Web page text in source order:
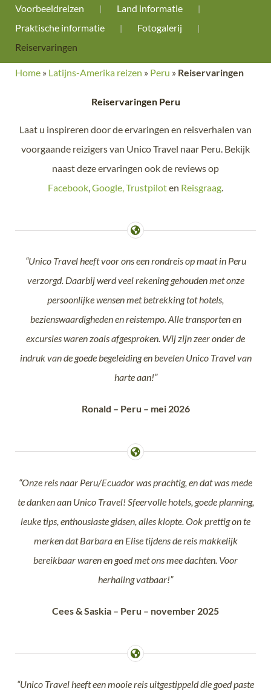
Voorbeeldreizen
Land informatie
Praktische informatie
Fotogalerij
Reiservaringen
Home » Latijns-Amerika reizen » Peru » Reiservaringen
Reiservaringen Peru
Laat u inspireren door de ervaringen en reisverhalen van
voorgaande reizigers van Unico Travel naar Peru. Bekijk
naast deze ervaringen ook de reviews op
Facebook Google, Trustpiloten Reisgraag
“Unico Travel heeft voor ons een rondreis op maat in Peru
verzorgd. Daarbij werd veel rekening gehouden met onze
persoonlijke wensen met betrekking tot hotels,
bezienswaardigheden en reistempo. Alle transporten en
excursies waren zoals afgesproken. Wij zijn zeer onder de
indruk van de goede begeleiding en bevelen Unico Travel van
harte aan!”
Ronald – Peru – mei 2026
“Onze reis naar Peru/Ecuador was prachtig, en dat was mede
te danken aan Unico Travel! Sfeervolle hotels, goede planning,
leuke tips, enthousiaste gidsen, alles klopte. Ook prettig on te
merken dat Barbara en Elise tijdens de reis makkelijk
bereikbaar waren en goed met ons mee dachten. Voor
herhaling vatbaar!”
Cees & Saskia – Peru – november 2025
“Unico Travel heeft een mooie reis uitgestippeld die goed paste